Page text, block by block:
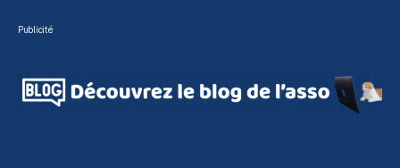
Publicité